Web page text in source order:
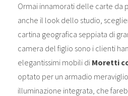
Ormai innamorati delle carte da
anche il look dello studio,
cartina geografica seppiata di
camera del figlio sono i clienti
elegantissimi mobili di Moretti
optato per un armadio
illuminazione integrata, che